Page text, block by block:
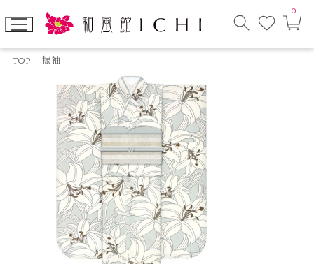
お
入
ペ
0
TOP 振袖